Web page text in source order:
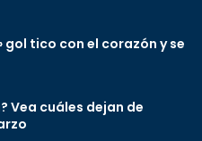
tico con el corazón y se
Vea cuáles dejan de